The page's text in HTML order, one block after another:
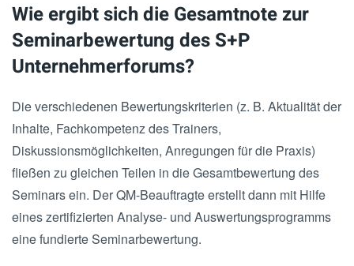
Wie ergibt sich die Gesamtnote zur
Seminarbewertung des S+P
Unternehmerforums?
Die verschiedenen Bewertungskriterien (z. B. Aktualität der
Inhalte, Fachkompetenz des Trainers,
Diskussionsmöglichkeiten, Anregungen für die Praxis)
fließen zu gleichen Teilen in die Gesamtbewertung des
Seminars ein. Der QM-Beauftragte erstellt dann mit Hilfe
eines zertifizierten Analyse- und Auswertungsprogramms
eine fundierte Seminarbewertung.